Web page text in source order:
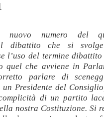
nuovo numero del
dibattito che si
l’uso del termine
quel che avviene in
parlare di
Presidente del
di un partito
nostra Costituzione. Si